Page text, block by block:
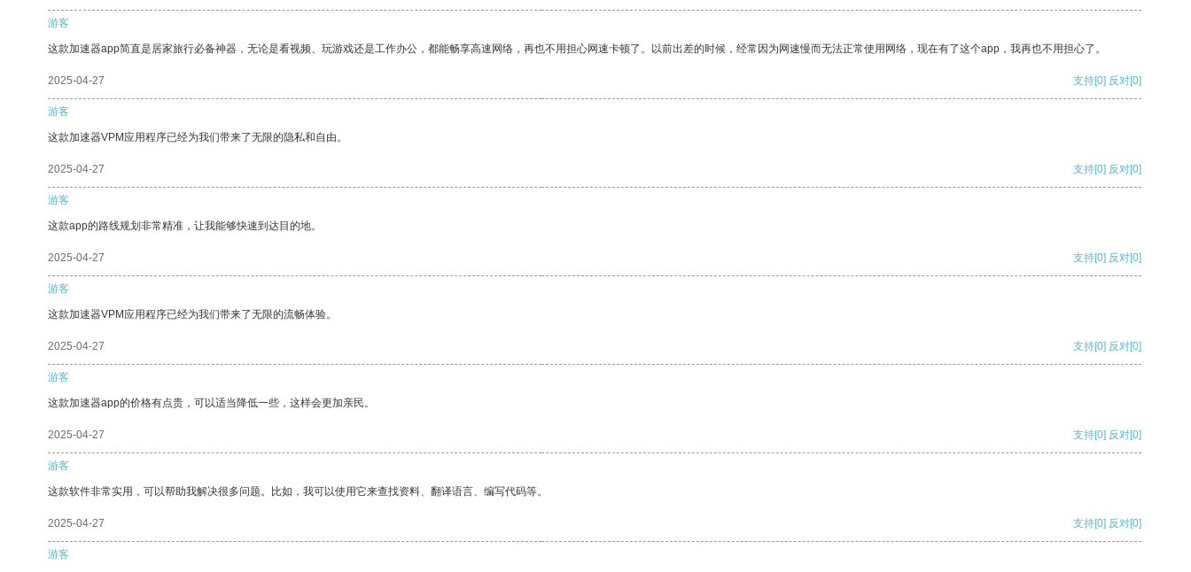
游客
这款加速器app简直是居家旅行必备神器，无论是看视频、玩游戏还是工作办公，都能畅享高速网络，再也不用担心网速卡顿了。以前出差的时候，经常因为网速慢而无法正常使用网络，现在有了这个app，我再也不用担心了。
2025-04-27 支持[0] 反对[0]
游客
这款加速器VPM应用程序已经为我们带来了无限的隐私和自由。
2025-04-27 支持[0] 反对[0]
游客
这款app的路线规划非常精准，让我能够快速到达目的地。
2025-04-27 支持[0] 反对[0]
游客
这款加速器VPM应用程序已经为我们带来了无限的流畅体验。
2025-04-27 支持[0] 反对[0]
游客
这款加速器app的价格有点贵，可以适当降低一些，这样会更加亲民。
2025-04-27 支持[0] 反对[0]
游客
这款软件非常实用，可以帮助我解决很多问题。比如，我可以使用它来查找资料、翻译语言、编写代码等。
2025-04-27 支持[0] 反对[0]
游客